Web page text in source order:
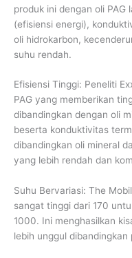
produk ini dengan oli
(efisiensi energi),
oli hidrokarbon,
suhu rendah.
Efisiensi Tinggi: Peneliti
PAG yang memberikan
dibandingkan dengan oli
beserta konduktivitas
dibandingkan oli mineral
yang lebih rendah dan
Suhu Bervariasi: The
sangat tinggi dari 170
1000. Ini menghasilkan
lebih unggul dibandingkan